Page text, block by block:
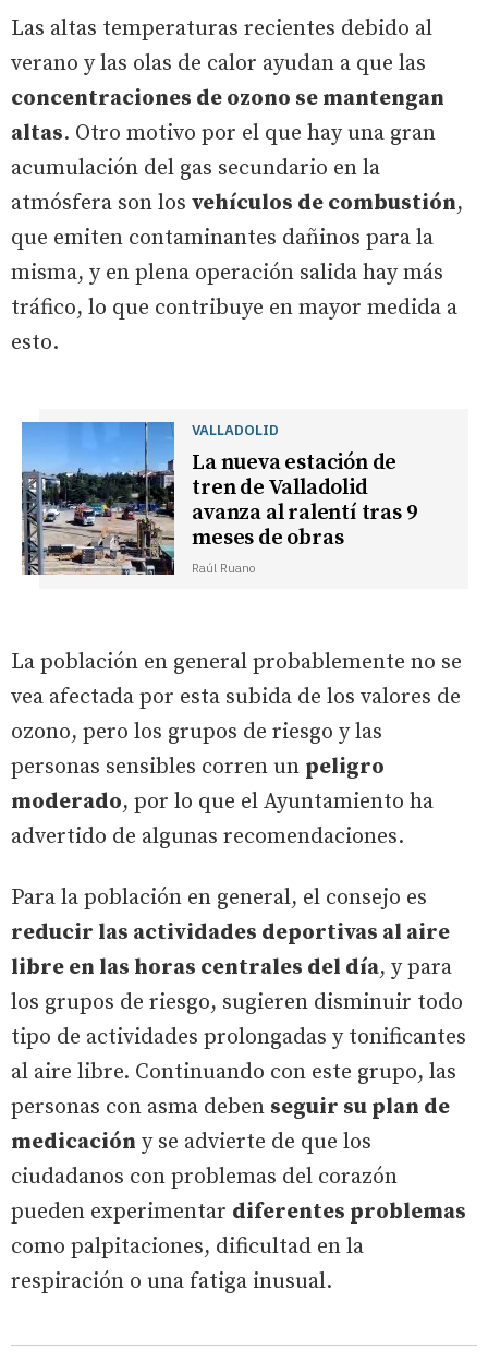
Las altas temperaturas recientes debido al
verano y las olas de calor ayudan a que las
concentraciones de ozono se mantengan
altas. Otro motivo por el que hay una gran
acumulación del gas secundario en la
atmósfera son los vehículos de combustión,
que emiten contaminantes dañinos para la
misma, y en plena operación salida hay más
tráfico, lo que contribuye en mayor medida a
esto.
VALLADOLID
La nueva estación de
tren de Valladolid
avanza al ralentí tras 9
meses de obras
Raúl Ruano
La población en general probablemente no se
vea afectada por esta subida de los valores de
ozono, pero los grupos de riesgo y las
personas sensibles corren un peligro
moderado, por lo que el Ayuntamiento ha
advertido de algunas recomendaciones.
Para la población en general, el consejo es
reducir las actividades deportivas al aire
libre en las horas centrales del día, y para
los grupos de riesgo, sugieren disminuir todo
tipo de actividades prolongadas y tonificantes
al aire libre. Continuando con este grupo, las
personas con asma deben seguir su plan de
medicación y se advierte de que los
ciudadanos con problemas del corazón
pueden experimentar diferentes problemas
como palpitaciones, dificultad en la
respiración o una fatiga inusual.